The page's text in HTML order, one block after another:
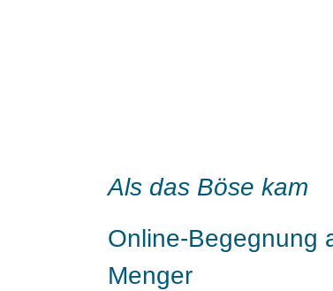
Als das Böse kam
Online-Begegnung
Menger